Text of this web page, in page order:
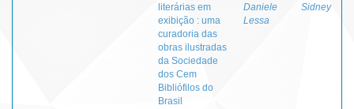
literárias em
exibição : uma
curadoria das
obras ilustradas
da Sociedade
dos Cem
Bibliófilos do
Brasil
Daniele
Lessa
Sidney